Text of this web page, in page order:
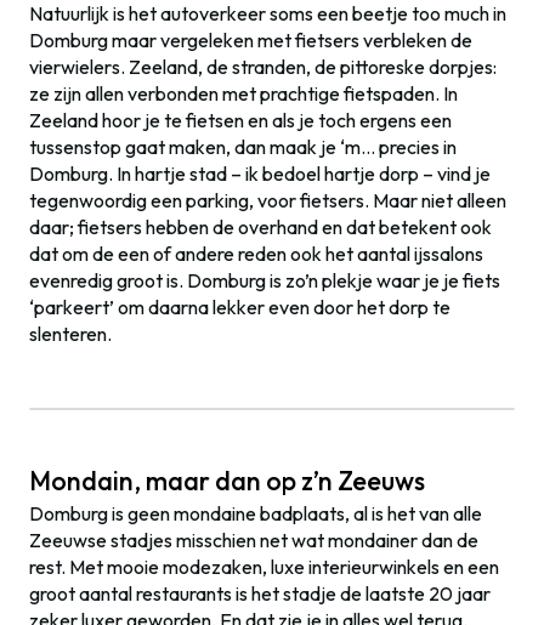
Natuurlijk is het autoverkeer soms een beetje too much in
Domburg maar vergeleken met fietsers verbleken de
vierwielers. Zeeland, de stranden, de pittoreske dorpjes:
ze zijn allen verbonden met prachtige fietspaden. In
Zeeland hoor je te fietsen en als je toch ergens een
tussenstop gaat maken, dan maak je ‘m… precies in
Domburg. In hartje stad – ik bedoel hartje dorp – vind je
tegenwoordig een parking, voor fietsers. Maar niet alleen
daar; fietsers hebben de overhand en dat betekent ook
dat om de een of andere reden ook het aantal ijssalons
evenredig groot is. Domburg is zo’n plekje waar je je fiets
‘parkeert’ om daarna lekker even door het dorp te
slenteren.
Mondain, maar dan op z’n Zeeuws
Domburg is geen mondaine badplaats, al is het van alle
Zeeuwse stadjes misschien net wat mondainer dan de
rest. Met mooie modezaken, luxe interieurwinkels en een
groot aantal restaurants is het stadje de laatste 20 jaar